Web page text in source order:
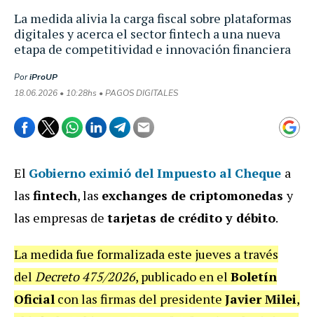
La medida alivia la carga fiscal sobre plataformas
digitales y acerca el sector fintech a una nueva
etapa de competitividad e innovación financiera
PoriProUP
18.06.2026 • 10:28hs • PAGOS DIGITALES
El Gobierno eximió del Impuesto al Cheque a
las fintech, las exchanges de criptomonedasy
las empresas de tarjetas de crédito y débito.
La medida fue formalizada este jueves a través
del Decreto 475/2026, publicado en el Boletín
Oficial con las firmas del presidente Javier Milei,